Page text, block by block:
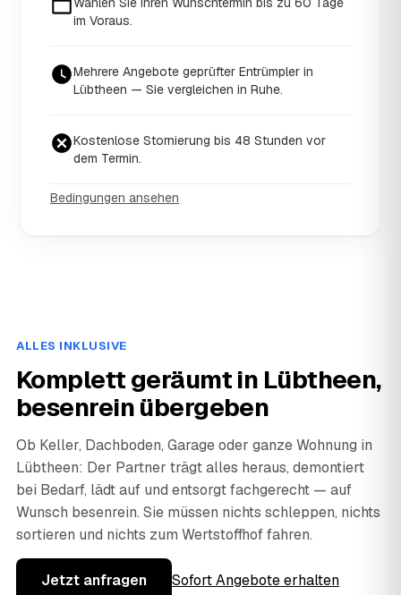
im Voraus.
Mehrere Angebote geprüfter Entrümpler in
Lübtheen — Sie vergleichen in Ruhe.
Kostenlose Stornierung bis 48 Stunden vor
dem Termin.
Bedingungen ansehen
ALLES INKLUSIVE
Komplett geräumt in Lübtheen,
besenrein übergeben
Ob Keller, Dachboden, Garage oder ganze Wohnung in
Lübtheen: Der Partner trägt alles heraus, demontiert
bei Bedarf, lädt auf und entsorgt fachgerecht — auf
Wunsch besenrein. Sie müssen nichts schleppen, nichts
sortieren und nichts zum Wertstoffhof fahren.
Jetzt anfragen Sofort Angebote erhalten